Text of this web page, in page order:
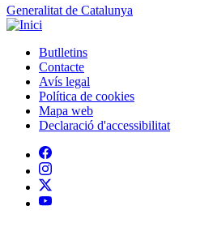
Generalitat de Catalunya
Peu
Butlletins
Contacte
Avís legal
Política de cookies
Mapa web
Declaració d'accessibilitat